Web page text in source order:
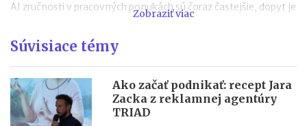
AI zručnosti v pracovných ponukách sú čoraz častejšie, dopyt je
Návrat z dovolenky mimo EÚ: čo si možno priniesť bez platenia
Nové pravidlá EÚ v leteckej doprave: zlepšenie práv pre
cestujúcich
Riziká lacného „značkového“ tovaru: strata peňazí aj ohrozenie
Zobraziť viac
Súvisiace témy
Ako začať podnikať: recept Jara
Zacka z reklamnej agentúry
TRIAD